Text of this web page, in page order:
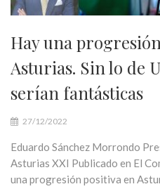
Hay una
Asturias. Sin lo de
serían fantásticas
27/12/2022
Eduardo Sánchez Morrondo
Asturias XXI Publicado en El
una progresión positiva en